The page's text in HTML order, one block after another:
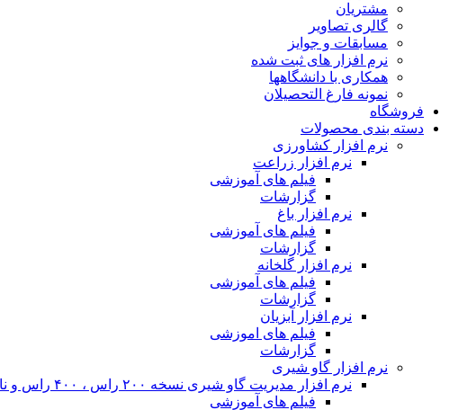
مشتریان
گالری تصاویر
مسابقات و جوایز
نرم افزار های ثبت شده
همکاری با دانشگاهها
نمونه فارغ التحصیلان
فروشگاه
دسته بندی محصولات
نرم افزار کشاورزی
نرم افزار زراعت
فیلم های آموزشی
گزارشات
نرم افزار باغ
فیلم های آموزشی
گزارشات
نرم افزار گلخانه
فیلم های آموزشی
گزارشات
نرم افزار آبزیان
فیلم های اموزشی
گزارشات
نرم افزار گاو شیری
نرم افزار مدیریت گاو شیری نسخه ۲۰۰ راس ، ۴۰۰ راس و نامحدود
فیلم های آموزشی